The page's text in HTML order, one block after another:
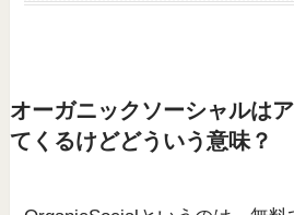
オーガニックソーシャルは
てくるけどどういう意味？